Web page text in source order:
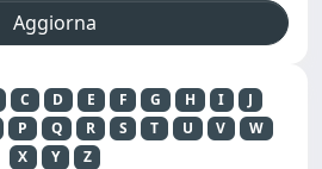
C D E F G H I
J
P Q R S T U V
W
X
Y Z